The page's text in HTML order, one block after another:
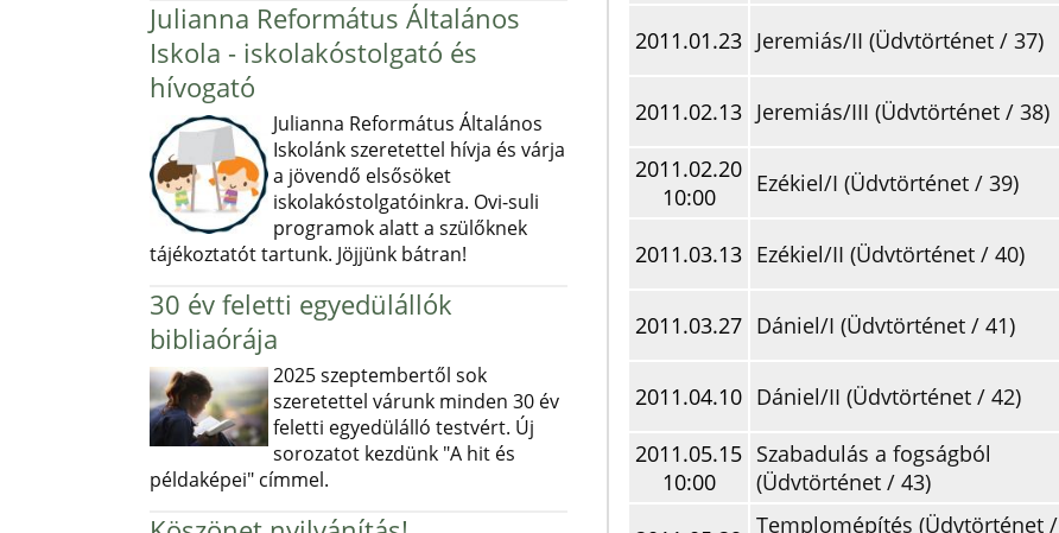
Julianna Református Általános
Iskola - iskolakóstolgató és
hívogató
Julianna Református Általános
Iskolánk szeretettel hívja és várja
a jövendő elsősöket
iskolakóstolgatóinkra. Ovi-suli
programok alatt a szülőknek
tájékoztatót tartunk. Jöjjünk bátran!
30 év feletti egyedülállók
bibliaórája
2025 szeptembertől sok
szeretettel várunk minden 30 év
feletti egyedülálló testvért. Új
sorozatot kezdünk "A hit és
példaképei" címmel.
2011.01.23 Jeremiás/II (Üdvtörténet / 37)
2011.02.13 Jeremiás/III (Üdvtörténet / 38)
2011.02.20
10:00
Ezékiel/I (Üdvtörténet / 39)
2011.03.13 Ezékiel/II (Üdvtörténet / 40)
2011.03.27 Dániel/I (Üdvtörténet / 41)
2011.04.10 Dániel/II (Üdvtörténet / 42)
2011.05.15
10:00
Szabadulás a fogságból
(Üdvtörténet / 43)
Templomépítés (Üdvtörténet /